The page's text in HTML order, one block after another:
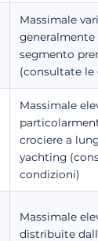
Massimale
generalmente
segmento
(consultate le
Massimale
crociere a
yachting
condizioni)
Massimale
distribuite